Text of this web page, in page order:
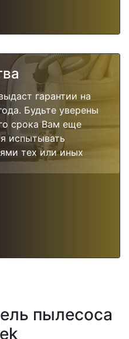
гарантии на
Будьте уверены
срока Вам еще
испытывать
тех или иных
пылесоса